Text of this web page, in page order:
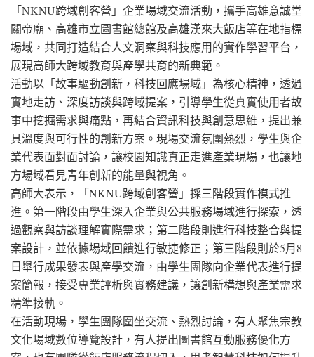
「NKNU跨域創客營」企業場域交流活動，攜手高雄意誠堂
關帝廟、高雄市立圖書館總館及高雄漢來大飯店等在地指標
場域，共同打造結合人文洞察與科技應用的實作學習平台，
展現高師大跨域教育與產學共育的新典範。
活動以「故事驅動創新，科技回應場域」為核心精神，透過
實地走訪、深度訪談與跨域提案，引導學生從真實使用者故
事中挖掘需求與痛點，再結合資訊科技與創意思維，提出兼
具溫度與可行性的創新方案。現場交流氛圍熱烈，學生與企
業代表面對面討論，讓校園知識真正走進產業現場，也讓地
方場域看見青年創新的能量與視角。
高師大表示，「NKNU跨域創客營」採三階段實作模式推
進。第一階段由學生深入企業與公共服務場域進行探索，透
過觀察與訪談理解實際需求；第二階段則進行科技整合與提
案設計，並依據場域回饋進行敏捷修正；第三階段則於5月8
日舉行成果發表與產學交流，由學生團隊向企業代表進行提
案簡報，接受專業評析與實務建議，讓創新構想與產業需求
精準接軌。
在活動現場，學生團隊圍坐交流、熱烈討論，有人聚焦宗教
文化場域數位導覽設計，有人提出圖書館互動服務優化方